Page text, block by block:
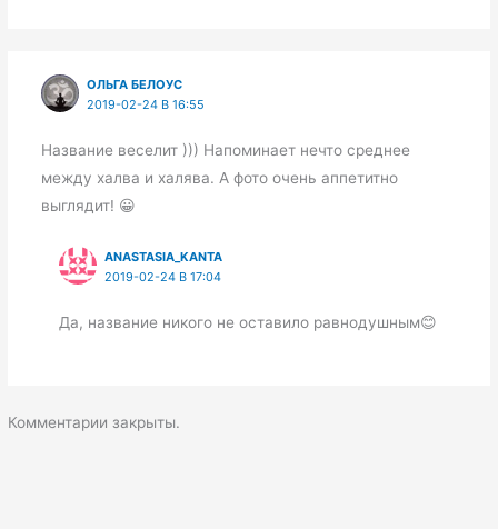
ОЛЬГА БЕЛОУС
2019-02-24 В 16:55
Название веселит ))) Напоминает нечто среднее
между халва и халява. А фото очень аппетитно
выглядит! 😀
ANASTASIA_KANTA
2019-02-24 В 17:04
Да, название никого не оставило равнодушным😊
Комментарии закрыты.